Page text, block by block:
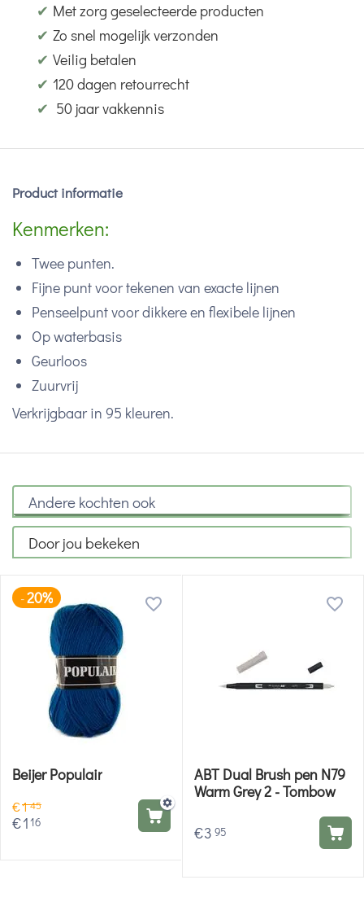
✔ Met zorg geselecteerde producten
✔ Zo snel mogelijk verzonden
✔ Veilig betalen
✔ 120 dagen retourrecht
✔ 50 jaar vakkennis
Product informatie
Kenmerken:
Twee punten.
Fijne punt voor tekenen van exacte lijnen
Penseelpunt voor dikkere en flexibele lijnen
Op waterbasis
Geurloos
Zuurvrij
Verkrijgbaar in 95 kleuren.
Andere kochten ook
Door jou bekeken
-20%
Beijer Populair
€145
€116
ABT Dual Brush pen N79
Warm Grey 2 - Tombow
€3 95